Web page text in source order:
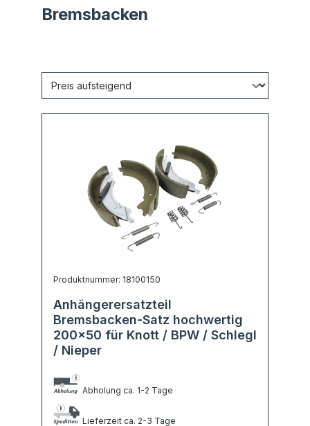
Bremsbacken
Produktnummer: 18100150
Anhängerersatzteil
Bremsbacken-Satz hochwertig
200x50 für Knott / BPW / Schlegl
/ Nieper
Abholung ca. 1-2 Tage
Lieferzeit ca. 2-3 Tage